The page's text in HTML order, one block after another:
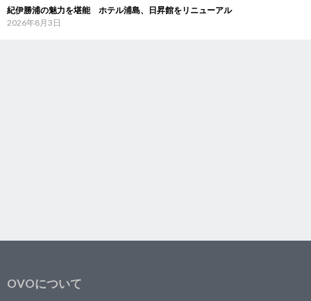
紀伊勝浦の魅力を堪能 ホテル浦島、日昇館をリニューアル
2026年8月3日
OVOについて